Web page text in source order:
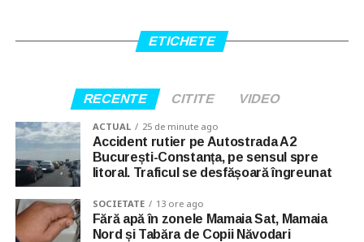
ETICHETE
RECENTE CITITE VIDEO
ACTUAL 25 de minute ago
Accident rutier pe Autostrada A2
București-Constanța, pe sensul spre
litoral. Traficul se desfășoară îngreunat
SOCIETATE 13 ore ago
Fără apă în zonele Mamaia Sat, Mamaia
Nord și Tabăra de Copii Năvodari